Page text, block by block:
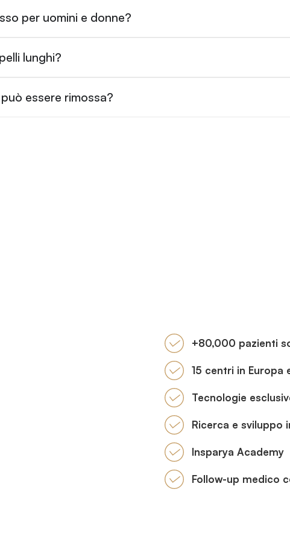
per uomini e donne?
lunghi?
essere rimossa?
+80,000 pazienti
15 centri in Europa
Tecnologie
Ricerca e sviluppo
Insparya Academy
Follow-up medico